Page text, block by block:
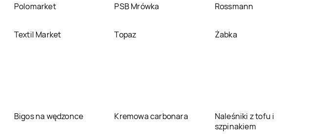
Polomarket PSB Mrówka Rossmann
Textil Market Topaz Żabka
Bigos na wędzonce Kremowa carbonara
Naleśniki z tofu i
szpinakiem